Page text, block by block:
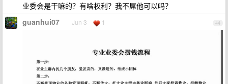
业委会是干嘛的？有啥权利？我不屌他可以吗？
44
guanhui07 Jun 3 1